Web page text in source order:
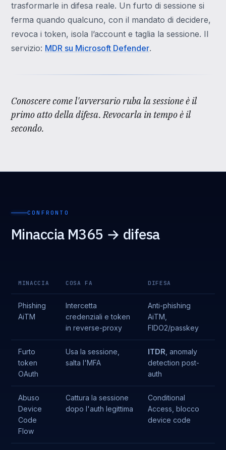
trasformarle in difesa reale. Un furto di sessione si
ferma quando qualcuno, con il mandato di decidere,
revoca i token, isola l’account e taglia la sessione. Il
servizio: MDR su Microsoft Defender.
Conoscere come l'avversario ruba la sessione è il
primo atto della difesa. Revocarla in tempo è il
secondo.
CONFRONTO
Minaccia M365 → difesa
MINACCIA COSA FA DIFESA
Phishing
AiTM
Intercetta
credenziali e token
in reverse-proxy
Anti-phishing
AiTM,
FIDO2/passkey
Furto
token
OAuth
Usa la sessione,
salta l'MFA
ITDR , anomaly
detection post-
auth
Abuso
Device
Code
Flow
Cattura la sessione
dopo l'auth legittima
Conditional
Access, blocco
device code